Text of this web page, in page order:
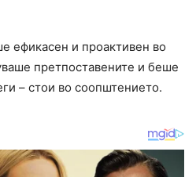
ефикасен и проактивен во
претпоставените и беше
– стои во соопштението.